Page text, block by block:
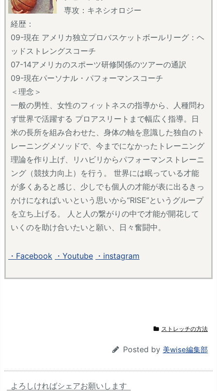
専攻：キネシオロジー
経歴：
09-現在 アメリカ独立プロバスケットボールリーグ：ヘ
ッドストレングスコーチ
07-14アメリカのスポーツ研修関係のツアーの通訳
09-現在パーソナル・パフォーマンスコーチ
＜理念＞
一般の男性、女性のフィットネスの指導から、人種問わ
ず世界で活躍する プロアスリートまで幅広く指導。日
米の長所を組み合わせた、身体の軸を意識した独自のト
レーニングメソッドで、今までになかったトレーニング
理論を作り上げ、リハビリからパフォーマンストレーニ
ング（競技力向上）を行う。 世界には眠っている才能
が多くあると感じ、少しでも個人の才能が表に出るきっ
かけになればいいという思いから“RISE”というグループ
を立ち上げる。 人と人の繋がりの中で才能が開花して
いくのを助け合いたいと願い、日々奮闘中。
・Facebook ・Youtube ・instagram
ストレッチの方法
Posted by 美wise編集部
よろしければシェアお願いします